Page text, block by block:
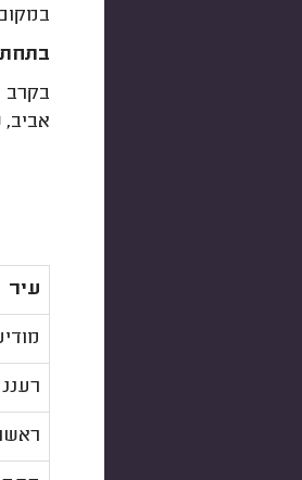
בתחתית
בקרב
עיר